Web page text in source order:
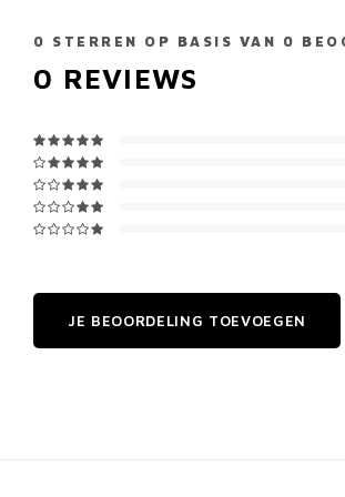
0 STERREN OP BASIS VAN 0
0 REVIEWS
JE BEOORDELING TOEVOEGEN